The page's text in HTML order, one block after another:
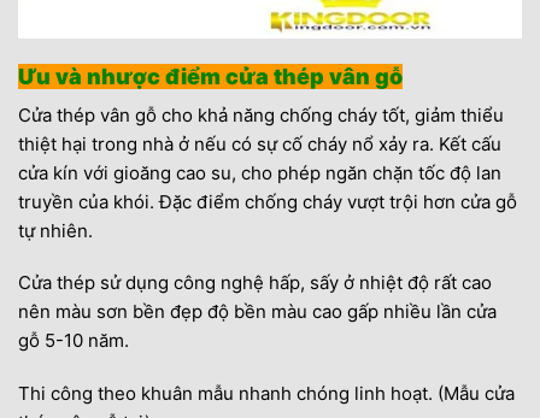
Ưu và nhược điểm cửa thép vân gỗ
Cửa thép vân gỗ cho khả năng chống cháy tốt, giảm thiểu
thiệt hại trong nhà ở nếu có sự cố cháy nổ xảy ra. Kết cấu
cửa kín với gioăng cao su, cho phép ngăn chặn tốc độ lan
truyền của khói. Đặc điểm chống cháy vượt trội hơn cửa gỗ
tự nhiên.
Cửa thép sử dụng công nghệ hấp, sấy ở nhiệt độ rất cao
nên màu sơn bền đẹp độ bền màu cao gấp nhiều lần cửa
gỗ 5-10 năm.
Thi công theo khuân mẫu nhanh chóng linh hoạt. (Mẫu cửa